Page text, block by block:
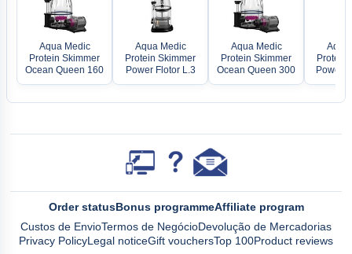
Aqua Medic
Protein Skimmer
Ocean Queen 160
Aqua Medic
Protein Skimmer
Power Flotor L.3
Aqua Medic
Protein Skimmer
Ocean Queen 300
Aqua
Protein
Power
Order statusBonus programmeAffiliate program
Custos de EnvioTermos de NegócioDevolução de Mercadorias
Privacy PolicyLegal noticeGift vouchersTop 100Product reviews